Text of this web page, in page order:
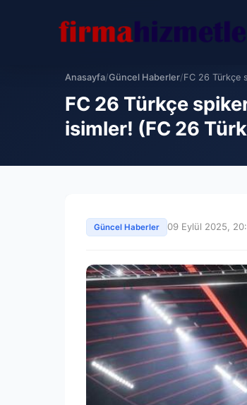
Anasayfa/Güncel Haberler/FC 26 Türkçe
FC 26 Türkçe
isimler! (FC 26
Güncel Haberler 09 Eylül 2025,